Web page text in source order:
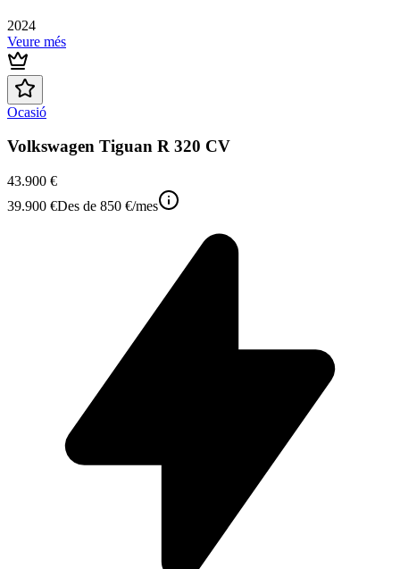
2024
Veure més
Ocasió
Volkswagen Tiguan R 320 CV
43.900 €
39.900 €Des de 850 €/mes